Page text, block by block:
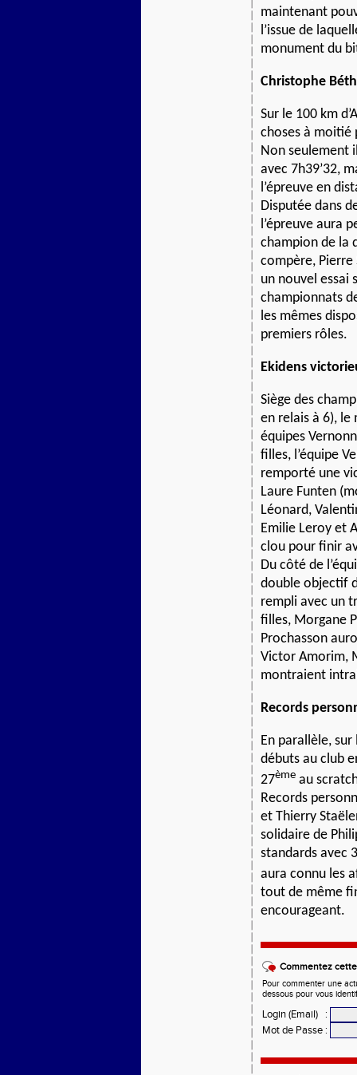
maintenant
l’issue de
monument du
Christophe
Sur le 100 km
choses à moitié
Non seulement
avec 7h39’32,
l’épreuve en
Disputée dans
l’épreuve aura
champion de la
compère, Pierre
un nouvel essai
championnats
les mêmes
premiers rôles.
Ekidens
Siège des
en relais à 6), le
équipes
filles, l’équipe
remporté une
Laure Funten
Léonard,
Emilie Leroy et
clou pour finir
Du côté de
double objectif
rempli avec un
filles, Morgane
Prochasson
Victor Amorim,
montraient
Records
En parallèle,
débuts au club
27ème au
Records
et Thierry
solidaire de
standards avec
aura connu les
tout de même
encourageant.
Commentez
Pour commenter une
dessous pour vous
Login (Email)
:
Mot de Passe :